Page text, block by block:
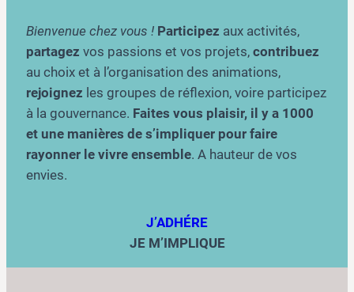
Bienvenue chez vous ! Participez aux activités,
partagez vos passions et vos projets, contribuez
au choix et à l’organisation des animations,
rejoignez les groupes de réflexion, voire participez
à la gouvernance. Faites vous plaisir, il y a 1000
et une manières de s’impliquer pour faire
rayonner le vivre ensemble. A hauteur de vos
envies.
J’ADHÉRE
JE M’IMPLIQUE